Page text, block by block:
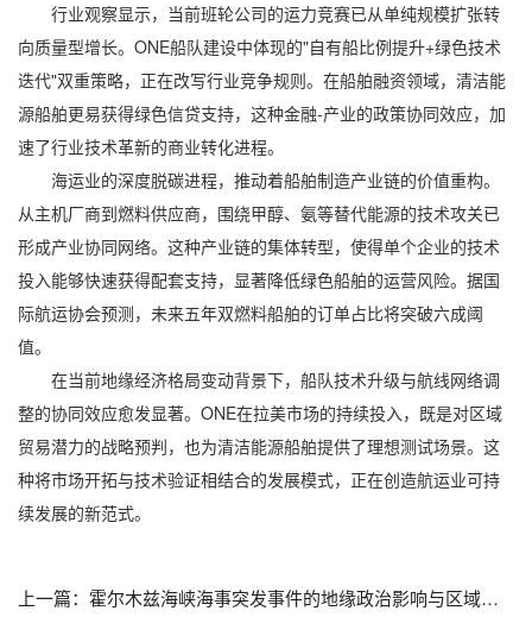
行业观察显示，当前班轮公司的运力竞赛已从单纯规模扩张转
向质量型增长。ONE船队建设中体现的"自有船比例提升+绿色技术
迭代"双重策略，正在改写行业竞争规则。在船舶融资领域，清洁能
源船舶更易获得绿色信贷支持，这种金融-产业的政策协同效应，加
速了行业技术革新的商业转化进程。
海运业的深度脱碳进程，推动着船舶制造产业链的价值重构。
从主机厂商到燃料供应商，围绕甲醇、氨等替代能源的技术攻关已
形成产业协同网络。这种产业链的集体转型，使得单个企业的技术
投入能够快速获得配套支持，显著降低绿色船舶的运营风险。据国
际航运协会预测，未来五年双燃料船舶的订单占比将突破六成阈
值。
在当前地缘经济格局变动背景下，船队技术升级与航线网络调
整的协同效应愈发显著。ONE在拉美市场的持续投入，既是对区域
贸易潜力的战略预判，也为清洁能源船舶提供了理想测试场景。这
种将市场开拓与技术验证相结合的发展模式，正在创造航运业可持
续发展的新范式。
上一篇： 霍尔木兹海峡海事突发事件的地缘政治影响与区域安全态势分析_青岛设备运输_青岛工程机械运输